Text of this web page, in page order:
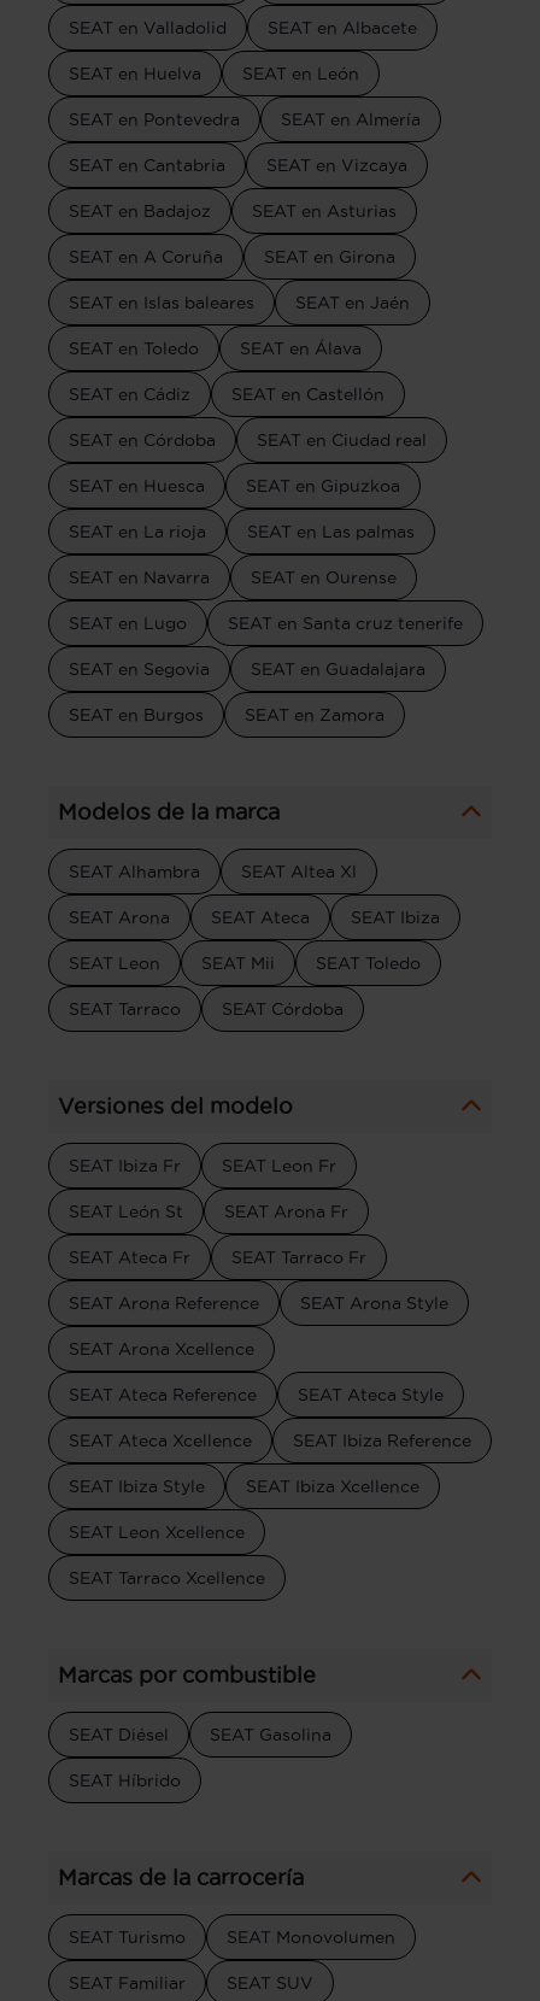
SEAT en Valladolid SEAT en Albacete
SEAT en Huelva SEAT en León
SEAT en Pontevedra SEAT en Almería
SEAT en Cantabria SEAT en Vizcaya
SEAT en Badajoz SEAT en Asturias
SEAT en A Coruña SEAT en Girona
SEAT en Islas baleares SEAT en Jaén
SEAT en Toledo SEAT en Álava
SEAT en Cádiz SEAT en Castellón
SEAT en Córdoba SEAT en Ciudad real
SEAT en Huesca SEAT en Gipuzkoa
SEAT en La rioja SEAT en Las palmas
SEAT en Navarra SEAT en Ourense
SEAT en Lugo SEAT en Santa cruz tenerife
SEAT en Segovia SEAT en Guadalajara
SEAT en Burgos SEAT en Zamora
Modelos de la marca
SEAT Alhambra SEAT Altea Xl
SEAT Arona SEAT Ateca SEAT Ibiza
SEAT Leon SEAT Mii SEAT Toledo
SEAT Tarraco SEAT Córdoba
Versiones del modelo
SEAT Ibiza Fr SEAT Leon Fr
SEAT León St SEAT Arona Fr
SEAT Ateca Fr SEAT Tarraco Fr
SEAT Arona Reference SEAT Arona Style
SEAT Arona Xcellence
SEAT Ateca Reference SEAT Ateca Style
SEAT Ateca Xcellence SEAT Ibiza Reference
SEAT Ibiza Style SEAT Ibiza Xcellence
SEAT Leon Xcellence
SEAT Tarraco Xcellence
Marcas por combustible
SEAT Diésel SEAT Gasolina
SEAT Híbrido
Marcas de la carrocería
SEAT Turismo SEAT Monovolumen
SEAT Familiar SEAT SUV